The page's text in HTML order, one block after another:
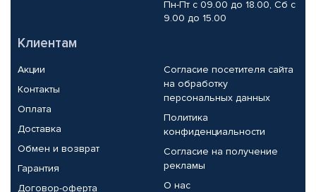
Пн-Пт с 09.00 до 18.00, Сб с
9.00 до 15.00
Клиентам
Акции
Контакты
Оплата
Доставка
Обмен и возврат
Гарантия
Договор-оферта
Согласие посетителя сайта
на обработку
персональных данных
Политика
конфиденциальности
Согласие на получение
рекламы
О нас